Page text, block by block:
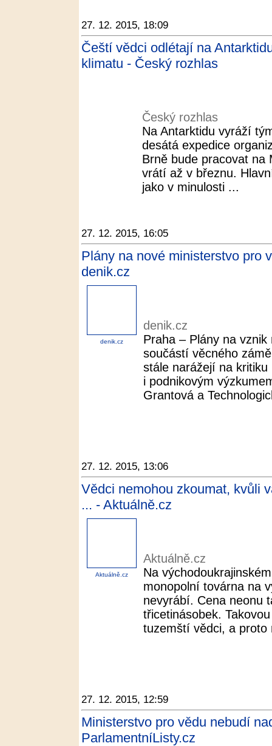
27. 12. 2015, 18:09
Čeští vědci odlétají na
klimatu - Český rozhlas
Český rozhlas
Na Antarktidu vyráží
desátá expedice
Brně bude pracovat na
vrátí až v březnu.
jako v minulosti ...
27. 12. 2015, 16:05
Plány na nové ministerstvo pro
denik.cz
denik.cz
denik.cz
Praha – Plány na
součástí věcného
stále narážejí na
i podnikovým
Grantová a
27. 12. 2015, 13:06
Vědci nemohou zkoumat, kvůli
... - Aktuálně.cz
Aktuálně.cz
Aktuálně.cz
Na
monopolní továrna na
nevyrábí. Cena neonu
třicetinásobek.
tuzemští vědci, a proto
27. 12. 2015, 12:59
Ministerstvo pro vědu nebudí
ParlamentníListy.cz